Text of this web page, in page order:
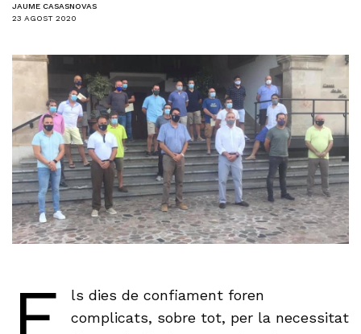
JAUME CASASNOVAS
23 AGOST 2020
ls dies de confiament foren
complicats, sobre tot, per la necessitat